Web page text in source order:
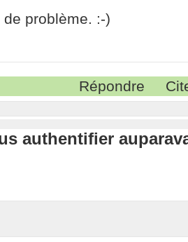
de problème. :-)
Répondre
authentifier